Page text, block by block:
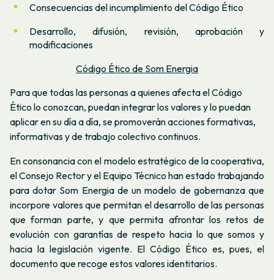
Consecuencias del incumplimiento del Código Ético
Desarrollo, difusión, revisión, aprobación y
modificaciones
Código Ético de Som Energia
Para que todas las personas a quienes afecta el Código
Ético lo conozcan, puedan integrar los valores y lo puedan
aplicar en su día a día, se promoverán acciones formativas,
informativas y de trabajo colectivo continuos.
En consonancia con el modelo estratégico de la cooperativa,
el Consejo Rector y el Equipo Técnico han estado trabajando
para dotar Som Energia de un modelo de gobernanza que
incorpore valores que permitan el desarrollo de las personas
que forman parte, y que permita afrontar los retos de
evolución con garantías de respeto hacia lo que somos y
hacia la legislación vigente. El Código Ético es, pues, el
documento que recoge estos valores identitarios.